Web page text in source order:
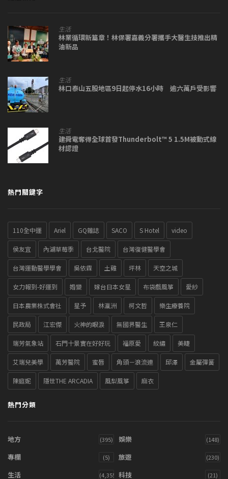
生活
林業循環新篇章！林保署嘉義分署攜手大醫生技推出精
油新品
生活
林口泰山五股地區9日起停水16小時 逾六萬戶受影響
生活
建舜電奪得全球首發Thunderbolt™ 5 1.5M被動式線
材認證
熱門關鍵字
110全中運 Ariel GQ雜誌 SACO S Hotel video
侯友宜 內湖草莓季 台北醫院 台灣復健醫學會
台灣運動醫學學會 吳依霖 土雞 坪林 天空之城
女力報到-好運到 婚變 嫁台日本女星 布袋戲風箏 愛紗
日本農業株式會社 星予 林瀛洲 柯文哲 樂生療養院
民政局 江宏傑 火神的眼淚 無國界醫生 王泉仁
瑞芳氣象站 石門十景實在好好玩 福原愛 紋繡 美睫
艾瑞兒美學 萬芳醫院 蜜唇 角頭－浪流連 邱澤 金屬彈簧
陳庭妮 隱世THE ARCADIA 風梨風箏 麻衣
熱門分類
地方 (395) 娛樂 (148)
專欄 (5) 旅遊 (230)
生活 (4,355) 科技 (21)